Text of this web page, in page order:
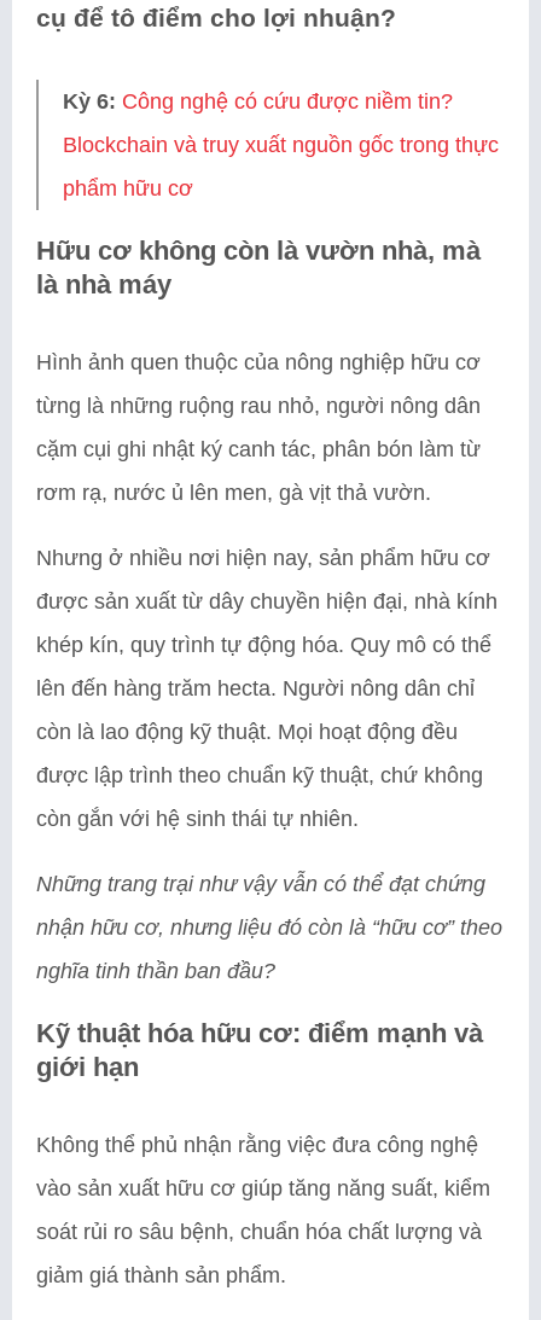
cụ để tô điểm cho lợi nhuận?
Kỳ 6: Công nghệ có cứu được niềm tin?
Blockchain và truy xuất nguồn gốc trong thực
phẩm hữu cơ
Hữu cơ không còn là vườn nhà, mà
là nhà máy
Hình ảnh quen thuộc của nông nghiệp hữu cơ
từng là những ruộng rau nhỏ, người nông dân
cặm cụi ghi nhật ký canh tác, phân bón làm từ
rơm rạ, nước ủ lên men, gà vịt thả vườn.
Nhưng ở nhiều nơi hiện nay, sản phẩm hữu cơ
được sản xuất từ dây chuyền hiện đại, nhà kính
khép kín, quy trình tự động hóa. Quy mô có thể
lên đến hàng trăm hecta. Người nông dân chỉ
còn là lao động kỹ thuật. Mọi hoạt động đều
được lập trình theo chuẩn kỹ thuật, chứ không
còn gắn với hệ sinh thái tự nhiên.
Những trang trại như vậy vẫn có thể đạt chứng
nhận hữu cơ, nhưng liệu đó còn là “hữu cơ” theo
nghĩa tinh thần ban đầu?
Kỹ thuật hóa hữu cơ: điểm mạnh và
giới hạn
Không thể phủ nhận rằng việc đưa công nghệ
vào sản xuất hữu cơ giúp tăng năng suất, kiểm
soát rủi ro sâu bệnh, chuẩn hóa chất lượng và
giảm giá thành sản phẩm.